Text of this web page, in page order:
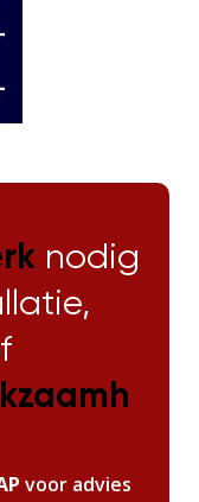
nodig
voor advies